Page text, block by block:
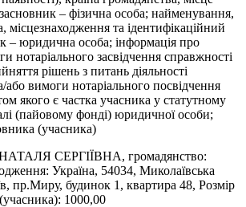
– фізична особа; найменування,
місцезнаходження та ідентифікаційний
– юридична особа; інформація про
нотаріального засвідчення справжності
рішень з питань діяльності
вимоги нотаріального посвідчення
якого є частка учасника у статутному
(пайовому фонді) юридичної особи;
(учасника)
СЕРГІЇВНА, громадянство:
Україна, 54034, Миколаївська
пр.Миру, будинок 1, квартира 48, Розмір
1000,00